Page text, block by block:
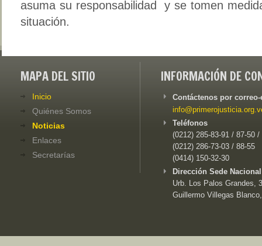
asuma su responsabilidad y se tomen
situación.
MAPA DEL SITIO
Inicio
Quiénes Somos
Noticias
Enlaces
Secretarías
INFORMACIÓN DE
Contáctenos por
Teléfonos
(0212) 285-83-91 / 87-50 /
(0212) 286-73-03 / 88-55
(0414) 150-32-30
Dirección Sede
Urb. Los Palos Grandes,
Guillermo Villegas